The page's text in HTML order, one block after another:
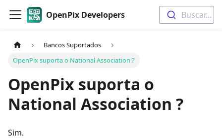
OpenPix Developers Buscar...
Bancos Suportados
OpenPix suporta o National Association ?
OpenPix suporta o
National Association ?
Sim.